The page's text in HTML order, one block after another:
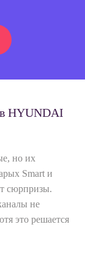
HYUNDAI
но их
Smart и
сюрпризы.
не
это решается